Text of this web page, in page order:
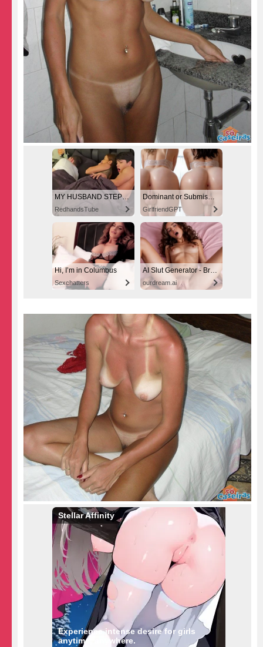
MY HUSBAND STEPSON MISTAKENLY GIVES ME IN THE ASS
RedhandsTube
Dominant or Submissive? Cold or Wild?
GirlfriendGPT
Hi, I’m in Columbus
Sexchatters
AI Slut Generator - Bring your Fantasies to life 🔥
ourdream.ai
Experience intense desire for girls
anytime, anywhere.
Stellar Affinity